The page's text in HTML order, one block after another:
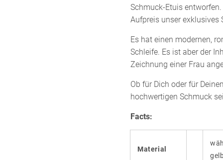
Schmuck-Etuis
Aufpreis unser exklusives
Es hat einen modernen,
Schleife. Es ist aber der
Zeichnung einer Frau
Ob für Dich oder für
hochwertigen Schmuck
Facts:
Material